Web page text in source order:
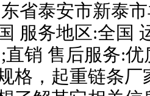
省泰安市新泰
服务地区:全国
销 售后服务:
格，起重链条